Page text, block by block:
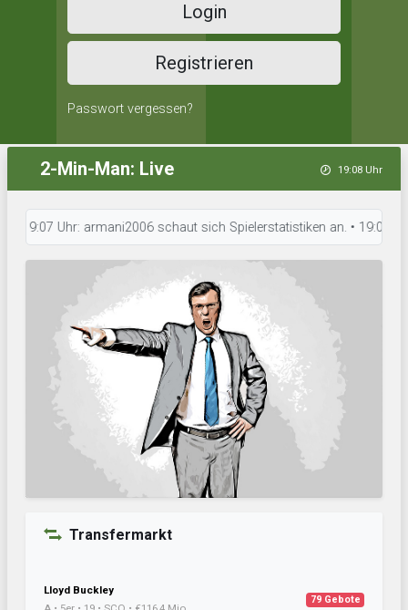
Login
Registrieren
Passwort vergessen?
2-Min-Man: Live 19:08 Uhr
Uhr: armani2006 schaut sich Spielerstatistiken an. • 19:06 Uhr:
Transfermarkt
Lloyd Buckley
79 Gebote